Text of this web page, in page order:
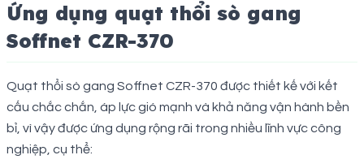
Ứng dụng quạt thổi sò gang
Soffnet CZR-370
Quạt thổi sò gang Soffnet CZR-370 được thiết kế với kết
cấu chắc chắn, áp lực gió mạnh và khả năng vận hành bền
bỉ, vì vậy được ứng dụng rộng rãi trong nhiều lĩnh vực công
nghiệp, cụ thể: